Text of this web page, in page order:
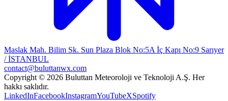
Maslak Mah. Bilim Sk. Sun Plaza Blok No:5A İç Kapı No:9 Sarıyer
/ İSTANBUL
contact@buluttanwx.com
Copyright © 2026 Buluttan Meteoroloji ve Teknoloji A.Ş. Her
hakkı saklıdır.
LinkedInFacebookInstagramYouTubeXSpotify